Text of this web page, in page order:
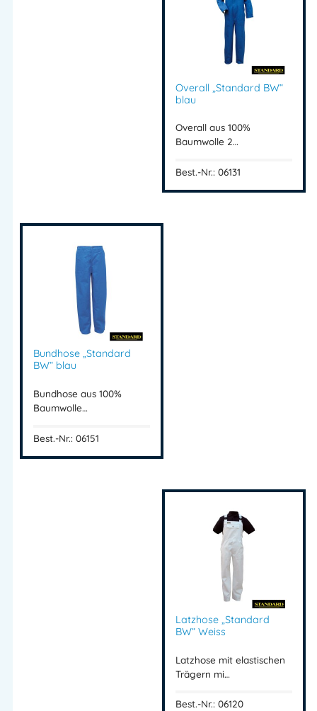
Overall „Standard BW“
blau
Overall aus 100%
Baumwolle 2…
Best.-Nr.: 06131
Bundhose „Standard
BW“ blau
Bundhose aus 100%
Baumwolle…
Best.-Nr.: 06151
Latzhose „Standard
BW“ Weiss
Latzhose mit elastischen
Trägern mi…
Best.-Nr.: 06120